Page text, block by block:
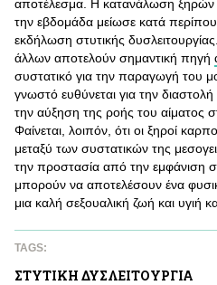
αποτέλεσμα. Η κατανάλωση ξηρών
την εβδομάδα μείωσε κατά
εκδήλωση στυτικής
άλλων αποτελούν σημαντική πηγή
συστατικό για την παραγωγή του
γνωστό ευθύνεται για την
την αύξηση της ροής του αίματος
Φαίνεται, λοιπόν, ότι οι ξηροί
μεταξύ των συστατικών της
την προστασία από την εμφάνιση
μπορούν να αποτελέσουν ένα
μια καλή σεξουαλική ζωή και υγιή
TAGS:
ΣΤΥΤΙΚΗ ΔΥΣΛΕΙΤΟΥΡΓΙΑ